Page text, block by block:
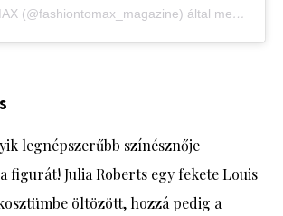
FASHION TO MAX (@fashiontomax_magazine) által megosztott bejegyzés
legnépszerűbb színésznője
figurát! Julia Roberts egy fekete Louis
öltözött, hozzá pedig a